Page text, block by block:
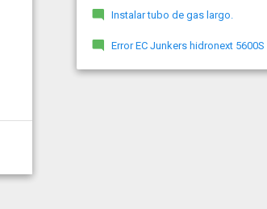
Instalar tubo de gas largo.
Error EC Junkers hidronext 5600S